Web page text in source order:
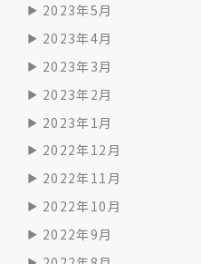
2023年5月
2023年4月
2023年3月
2023年2月
2023年1月
2022年12月
2022年11月
2022年10月
2022年9月